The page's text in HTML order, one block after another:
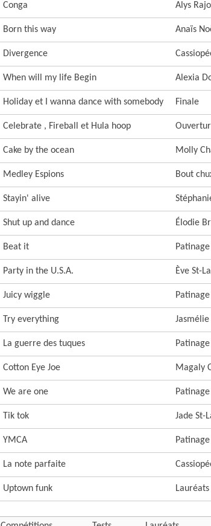
Conga Alys
Born this way Anaïs
Divergence
When will my life Begin Alexia
Holiday et I wanna dance with somebody Finale
Celebrate , Fireball et Hula hoop
Cake by the ocean Molly
Medley Espions Bout
Stayin' alive
Shut up and dance Élodie
Beat it
Party in the U.S.A. Ève St-
Juicy wiggle
Try everything
La guerre des tuques
Cotton Eye Joe Magaly
We are one
Tik tok Jade St-
YMCA
La note parfaite
Uptown funk Lauréats